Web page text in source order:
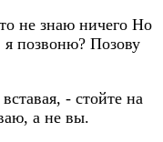
не знаю ничего Но
позвоню? Позову
- стойте на
а не вы.